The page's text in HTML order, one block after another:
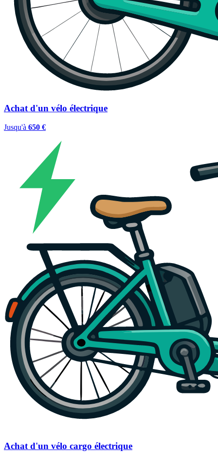
Achat d'un vélo électrique
Jusqu'à 650 €
Achat d'un vélo cargo électrique